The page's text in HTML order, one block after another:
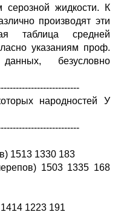
серозной жидкости. К
производят эти
таблица средней
указаниям проф.
безусловно
народностей У
1513 1330 183
1503 1335 168
1223 191